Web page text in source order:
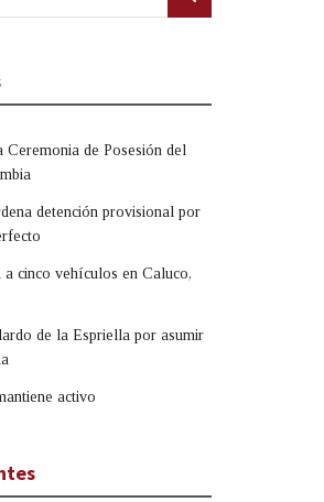
de Posesión del
detención provisional por
cinco vehículos en Caluco,
de la Espriella por asumir
activo